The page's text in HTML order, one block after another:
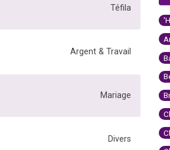
Téfila
Argent & Travail
Mariage
Divers